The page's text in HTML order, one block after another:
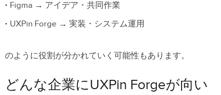
Figma → アイデア・共同作業
UXPin Forge → 実装・システム運用
のように役割が分かれていく可能性もあります。
どんな企業にUXPin Forgeが向い